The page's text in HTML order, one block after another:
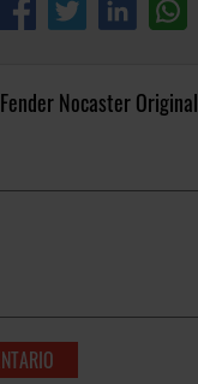
Fender Nocaster Original